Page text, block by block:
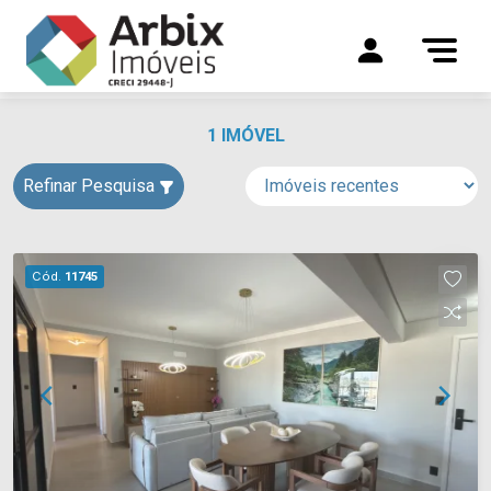
1 IMÓVEL
Refinar Pesquisa
Cód. 11745